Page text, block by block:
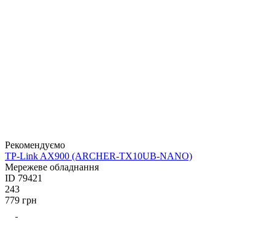
Рекомендуємо
TP-Link AX900 (ARCHER-TX10UB-NANO)
Мережеве обладнання
ID 79421
243
779 грн